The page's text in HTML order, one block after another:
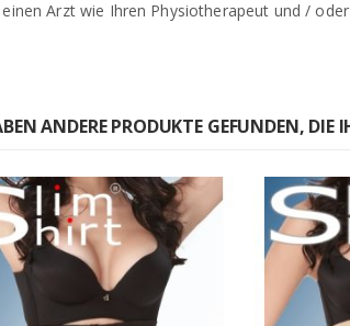
Arzt wie Ihren Physiotherapeut und /
ANDERE PRODUKTE GEFUNDEN,